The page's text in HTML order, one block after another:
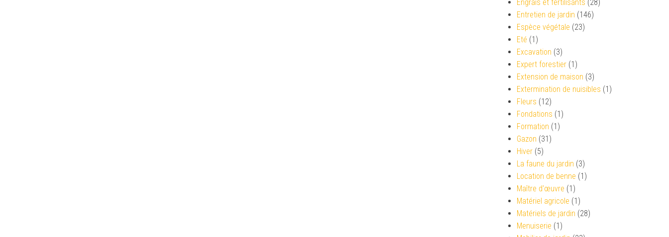
Engrais et fertilisants (28)
Entretien de jardin (146)
Espèce végétale (23)
Eté (1)
Excavation (3)
Expert forestier (1)
Extension de maison (3)
Extermination de nuisibles (1)
Fleurs (12)
Fondations (1)
Formation (1)
Gazon (31)
Hiver (5)
La faune du jardin (3)
Location de benne (1)
Maître d'œuvre (1)
Matériel agricole (1)
Matériels de jardin (28)
Menuiserie (1)